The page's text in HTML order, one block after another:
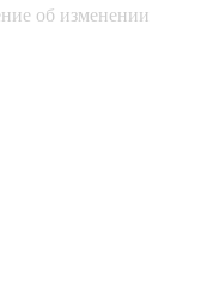
об изменении